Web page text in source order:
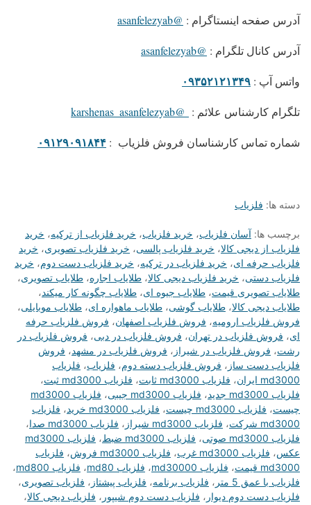
آدرس صفحه اینستاگرام : @asanfelezyab
آدرس کانال تلگرام : @asanfelezyab
واتس آپ : ۰۹۳۵۲۱۲۱۳۴۹
تلگرام کارشناس علائم : @karshenas_asanfelezyab
شماره تماس کارشناسان فروش فلزیاب : ۰۹۱۲۹۰۹۱۸۴۴
دسته ها: فلزیاب
برچسب ها: آسان فلزیاب، خرید فلزیاب، خرید فلزیاب از ترکیه، خرید
فلزیاب از دیجی کالا، خرید فلزیاب پالسی، خرید فلزیاب تصویری، خرید
فلزیاب حرفه ای، خرید فلزیاب در ترکیه، خرید فلزیاب دست دوم، خرید
فلزیاب دستی، خرید فلزیاب دیجی کالا، طلایاب اجاره، طلایاب تصویری،
طلایاب تصویری قیمت، طلایاب جیوه ای، طلایاب چگونه کار میکند،
طلایاب دیجی کالا، طلایاب گوشی، طلایاب ماهواره ای، طلایاب موبایلی،
فروش فلزیاب ارومیه، فروش فلزیاب اصفهان، فروش فلزیاب حرفه
ای، فروش فلزیاب در تهران، فروش فلزیاب در دبی، فروش فلزیاب در
رشت، فروش فلزیاب در شیراز ، فروش فلزیاب در مشهد، فروش
فلزیاب دست ساز ، فروش فلزیاب دسته دوم، فلزیاب، فلزیاب
md3000 ایران
، فلزیاب md3000 ثابت ، فلزیاب md3000 ثبت
،
فلزیاب md3000 جدید
، فلزیاب md3000 جیبی ،
فلزیاب md3000
چيست، فلزیاب md3000 چیست ، فلزیاب md3000 خريد ، فلزیاب
md3000 شرکت
، فلزیاب md3000 شیراز ، فلزیاب md3000 صدا
،
فلزیاب md3000 صوتی
، فلزیاب md3000 ضبط ،
فلزیاب md3000
عکس، فلزیاب md3000 غرب ، فلزیاب md3000 فروش ، فلزیاب
md3000 قیمت
، فلزیاب md30000 ، فلزیاب md80 ، فلزیاب md800
،
فلزیاب با عمق 5 متر
، فلزیاب برنامه، فلزیاب پیشتاز ، فلزیاب تصویری،
فلزیاب دست دوم دیوار ، فلزیاب دست دوم شیپور ، فلزیاب دیجی کالا،